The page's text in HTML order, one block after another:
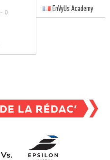
- 0
EnVyUs Academy
Vs.